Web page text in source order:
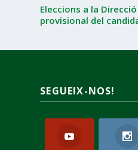
Eleccions a la
provisional del
SEGUEIX-NOS!